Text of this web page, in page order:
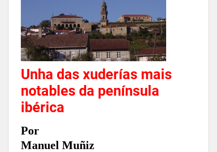
Unha das xuderías mais
notables da península
ibérica
Por
Manuel Muñiz